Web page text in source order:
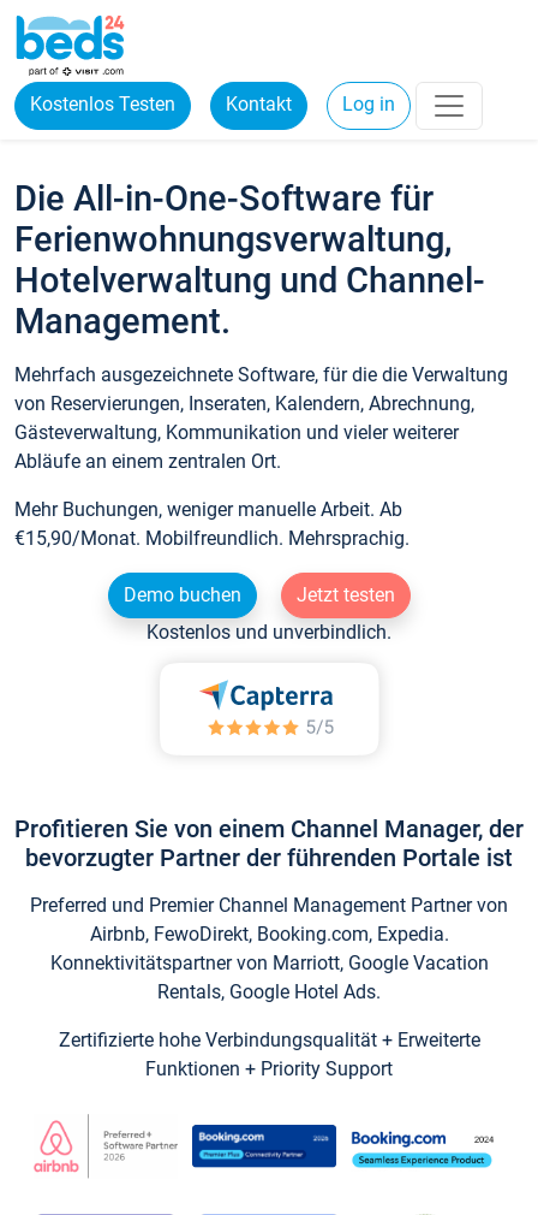
Kostenlos Testen Kontakt Log in
Die All-in-One-Software für
Ferienwohnungsverwaltung,
Hotelverwaltung und Channel-
Management.
Mehrfach ausgezeichnete Software, für die die Verwaltung
von Reservierungen, Inseraten, Kalendern, Abrechnung,
Gästeverwaltung, Kommunikation und vieler weiterer
Abläufe an einem zentralen Ort.
Mehr Buchungen, weniger manuelle Arbeit. Ab
€15,90/Monat. Mobilfreundlich. Mehrsprachig.
Demo buchen
Jetzt testen
Kostenlos und unverbindlich.
Profitieren Sie von einem Channel Manager, der
bevorzugter Partner der führenden Portale ist
Preferred und Premier Channel Management Partner von
Airbnb, FewoDirekt, Booking.com, Expedia.
Konnektivitätspartner von Marriott, Google Vacation
Rentals, Google Hotel Ads.
Zertifizierte hohe Verbindungsqualität + Erweiterte
Funktionen + Priority Support